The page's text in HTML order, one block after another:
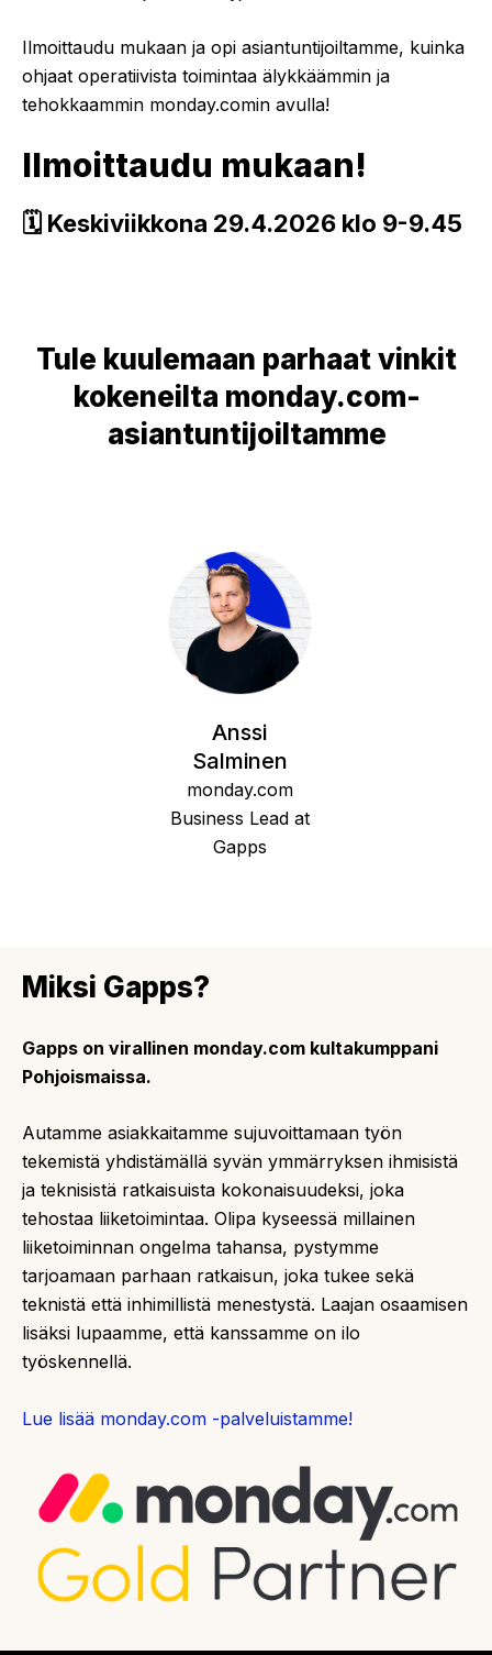
Ilmoittaudu mukaan ja opi asiantuntijoiltamme, kuinka
ohjaat operatiivista toimintaa älykkäämmin ja
tehokkaammin monday.comin avulla!
Ilmoittaudu mukaan!
🗓️ Keskiviikkona 29.4.2026 klo 9-9.45
Tule kuulemaan parhaat vinkit
kokeneilta monday.com-
asiantuntijoiltamme
Anssi
Salminen
monday.com
Business Lead at
Gapps
Miksi Gapps?
Gapps on virallinen monday.com kultakumppani
Pohjoismaissa.
Autamme asiakkaitamme sujuvoittamaan työn
tekemistä yhdistämällä syvän ymmärryksen ihmisistä
ja teknisistä ratkaisuista kokonaisuudeksi, joka
tehostaa liiketoimintaa. Olipa kyseessä millainen
liiketoiminnan ongelma tahansa, pystymme
tarjoamaan parhaan ratkaisun, joka tukee sekä
teknistä että inhimillistä menestystä. Laajan osaamisen
lisäksi lupaamme, että kanssamme on ilo
työskennellä.
Lue lisää monday.com -palveluistamme!